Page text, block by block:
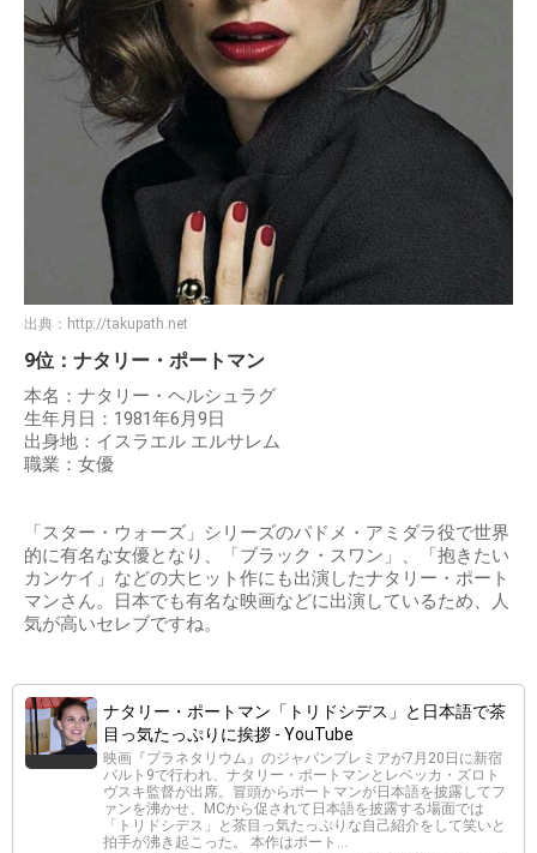
出典： http://takupath.net
9位：ナタリー・ポートマン
本名：ナタリー・ヘルシュラグ
生年月日：1981年6月9日
出身地：イスラエル エルサレム
職業：女優
「スター・ウォーズ」シリーズのパドメ・アミダラ役で世界
的に有名な女優となり、「ブラック・スワン」、「抱きたい
カンケイ」などの大ヒット作にも出演したナタリー・ポート
マンさん。日本でも有名な映画などに出演しているため、人
気が高いセレブですね。
ナタリー・ポートマン「トリドシデス」と日本語で茶
目っ気たっぷりに挨拶 - YouTube
映画『プラネタリウム』のジャパンプレミアが7月20日に新宿
バルト9で行われ、ナタリー・ポートマンとレベッカ・ズロト
ヴスキ監督が出席。冒頭からポートマンが日本語を披露してフ
ァンを沸かせ、MCから促されて日本語を披露する場面では
「トリドシデス」と茶目っ気たっぷりな自己紹介をして笑いと
拍手が沸き起こった。 本作はポート...